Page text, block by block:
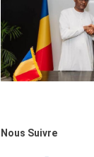
Nous Suivre